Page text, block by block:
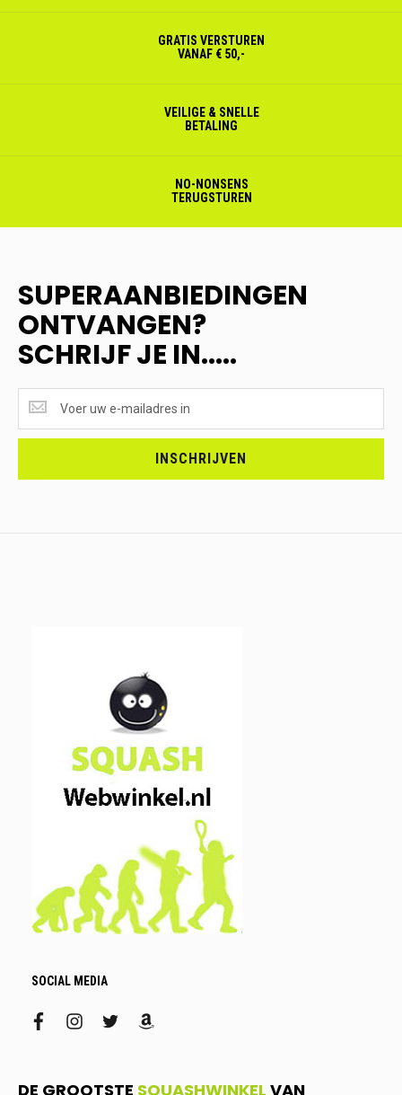
GRATIS VERSTUREN
VANAF € 50,-
VEILIGE & SNELLE
BETALING
NO-NONSENS
TERUGSTUREN
SUPERAANBIEDINGEN
ONTVANGEN?
SCHRIJF JE IN.....
ONTVANGEN?
<br>SCHRIJF
INSCHRIJVEN
SOCIAL MEDIA
facebookinstagram
twitteramazon
DE GROOTSTE SQUASHWINKEL VAN